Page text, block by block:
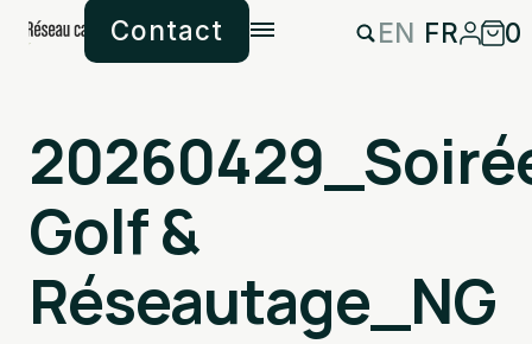
EN FR 0
Contact
Golf &
Réseautage_NG